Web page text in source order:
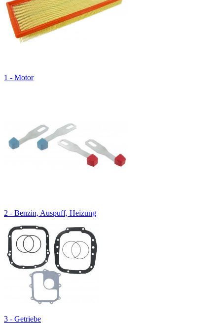
1 - Motor
2 - Benzin, Auspuff, Heizung
3 - Getriebe